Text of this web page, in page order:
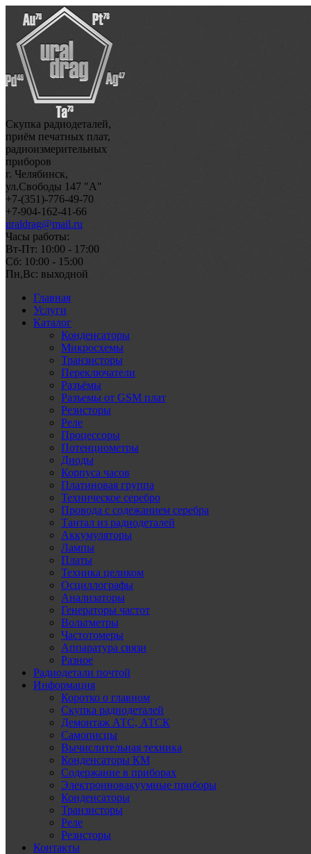
Скупка радиодеталей,
приём печатных плат,
радиоизмерительных
приборов
г. Челябинск,
ул.Свободы 147 "А"
+7-(351)-776-49-70
+7-904-162-41-66
uraldrag@mail.ru
Часы работы:
Вт-Пт: 10:00 - 17:00
Сб: 10:00 - 15:00
Пн,Вс: выходной
Главная
Услуги
Каталог
Конденсаторы
Микросхемы
Транзисторы
Переключатели
Разъёмы
Разъемы от GSM плат
Резисторы
Реле
Процессоры
Потенциометры
Диоды
Корпуса часов
Платиновая группа
Техническое серебро
Провода с содежанием серебра
Тантал из радиодеталей
Аккумуляторы
Лампы
Платы
Техника целиком
Осциллографы
Анализаторы
Генераторы частот
Вольтметры
Частотомеры
Аппаратура связи
Разное
Радиодетали почтой
Информация
Коротко о главном
Скупка радиодеталей
Демонтаж АТС, АТСК
Самописцы
Вычислительная техника
Конденсаторы КМ
Содержание в приборах
Электронновакуумные приборы
Конденсаторы
Транзисторы
Реле
Резисторы
Контакты